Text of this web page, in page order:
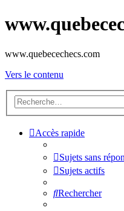
www.quebecechecs.com
Vers le contenu
Accès rapide
Sujets sans
Sujets actifs
Rechercher